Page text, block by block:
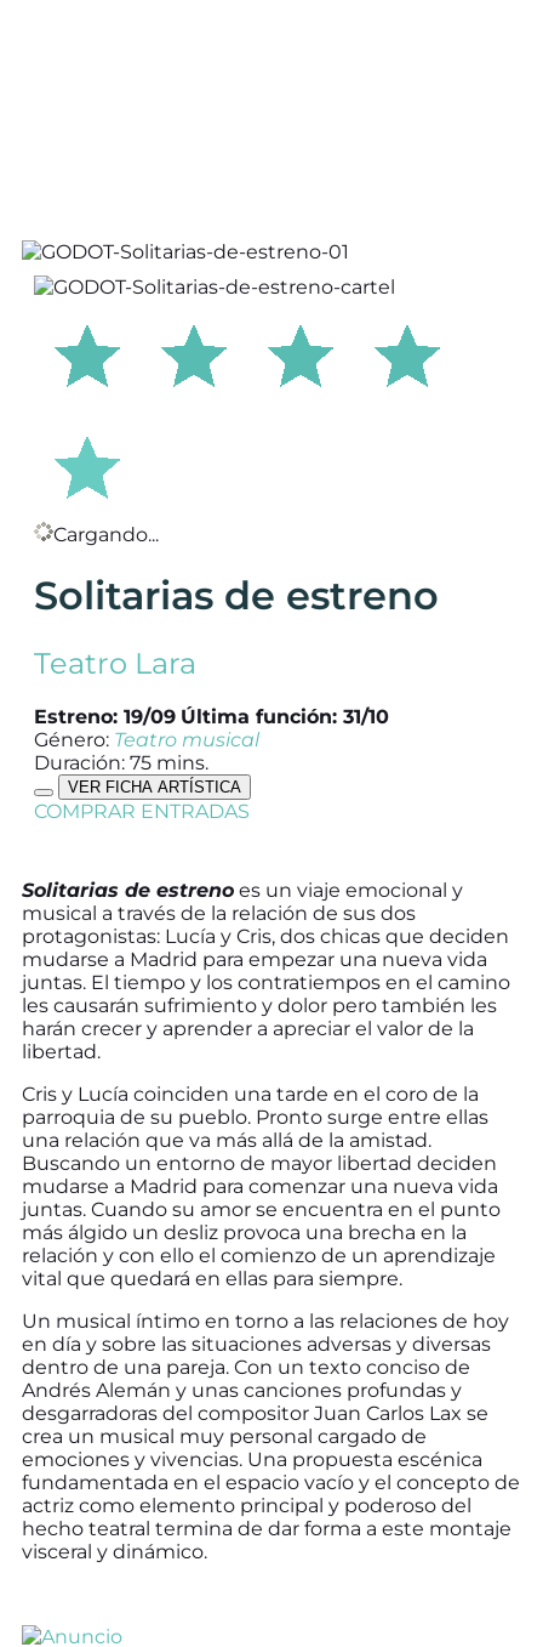
Cargando...
Solitarias de estreno
Teatro Lara
Estreno: 19/09 Última función: 31/10
Género: Teatro musical
Duración: 75 mins.
VER FICHA ARTÍSTICA
COMPRAR ENTRADAS
Solitarias de estreno es un viaje emocional y
musical a través de la relación de sus dos
protagonistas: Lucía y Cris, dos chicas que deciden
mudarse a Madrid para empezar una nueva vida
juntas. El tiempo y los contratiempos en el camino
les causarán sufrimiento y dolor pero también les
harán crecer y aprender a apreciar el valor de la
libertad.
Cris y Lucía coinciden una tarde en el coro de la
parroquia de su pueblo. Pronto surge entre ellas
una relación que va más allá de la amistad.
Buscando un entorno de mayor libertad deciden
mudarse a Madrid para comenzar una nueva vida
juntas. Cuando su amor se encuentra en el punto
más álgido un desliz provoca una brecha en la
relación y con ello el comienzo de un aprendizaje
vital que quedará en ellas para siempre.
Un musical íntimo en torno a las relaciones de hoy
en día y sobre las situaciones adversas y diversas
dentro de una pareja. Con un texto conciso de
Andrés Alemán y unas canciones profundas y
desgarradoras del compositor Juan Carlos Lax se
crea un musical muy personal cargado de
emociones y vivencias. Una propuesta escénica
fundamentada en el espacio vacío y el concepto de
actriz como elemento principal y poderoso del
hecho teatral termina de dar forma a este montaje
visceral y dinámico.